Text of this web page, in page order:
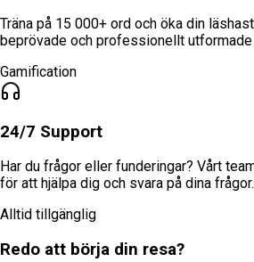
Träna på 15 000+ ord och öka din
beprövade och professionellt
Gamification
24/7 Support
Har du frågor eller funderingar? Vårt
för att hjälpa dig och svara på dina frågor.
Alltid tillgänglig
Redo att börja din resa?